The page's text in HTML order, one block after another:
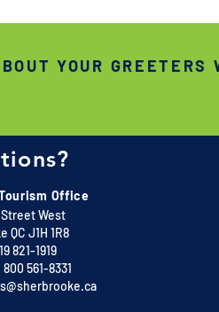
Office
West
QC J1H 1R8
821-1919
800 561-8331
YOUR GREETERS